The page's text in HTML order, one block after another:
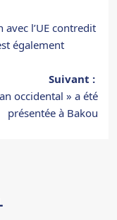
l’UE contredit
également
Suivant :
occidental » a été
présentée à Bakou